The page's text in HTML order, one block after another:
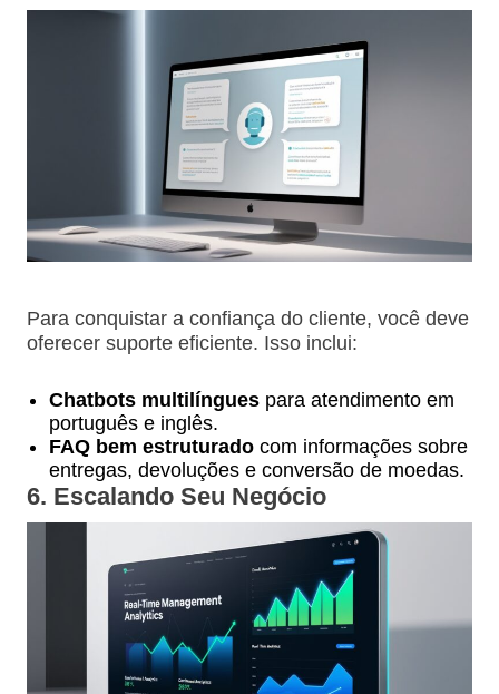
Para conquistar a confiança do cliente, você deve
oferecer suporte eficiente. Isso inclui:
Chatbots multilínguespara atendimento em
português e inglês.
FAQ bem estruturadocom informações sobre
entregas, devoluções e conversão de moedas.
6. Escalando Seu Negócio